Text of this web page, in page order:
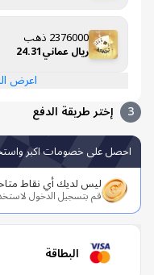
2376000 ذهب
ريال عماني24.31
اعرض
إختر طريقة الدفع
على خصومات اكبر واستخدم
ليس لديك أي نقاط متاحة
قم بتسجيل الدخول لاستخدام نقاط
البطاقة